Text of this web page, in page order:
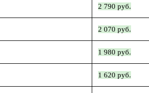
2 790 руб.
2 070 руб.
1 980 руб.
1 620 руб.